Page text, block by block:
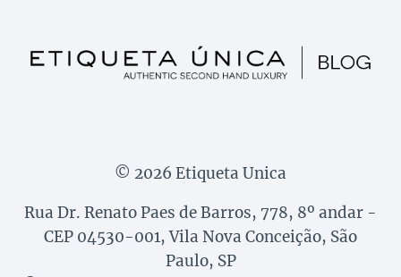
© 2026 Etiqueta Unica
Rua Dr. Renato Paes de Barros, 778, 8º andar -
CEP 04530-001, Vila Nova Conceição, São
Paulo, SP